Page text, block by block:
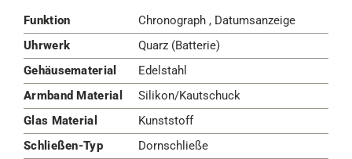
Funktion
Chronograph , Datumsanzeige
Uhrwerk
Quarz (Batterie)
Gehäusematerial
Edelstahl
Armband Material
Silikon/Kautschuck
Glas Material
Kunststoff
Schließen-Typ
Dornschließe